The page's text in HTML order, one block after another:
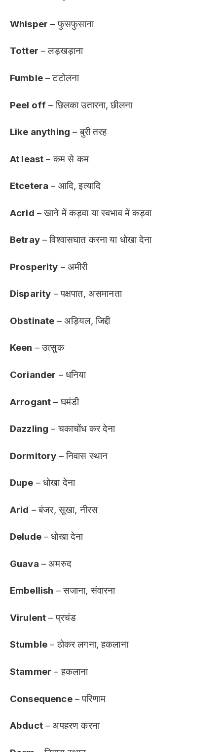
Whisper – फुसफुसाना
Totter – लड़खड़ाना
Fumble– टटोलना
Peel off – छिलका उतारना, छीलना
Like anything – बुरी तरह
At least – कम से कम
Etcetera – आदि, इत्यादि
Acrid – खाने में कड़वा या स्वभाव में कड़वा
Betray– विश्वासघात करना या धोखा देना
Prosperity – अमीरी
Disparity – पक्षपात, असमानता
Obstinate – अड़ियल, जिद्दी
Keen – उत्सुक
Coriander – धनिया
Arrogant – घमंडी
Dazzling – चकाचोंध कर देना
Dormitory – निवास स्थान
Dupe – धोखा देना
Arid – बंजर, सूखा, नीरस
Delude– धोखा देना
Guava – अमरुद
Embellish – सजाना, संवारना
Virulent – प्रचंड
Stumble – ठोकर लगना, हकलाना
Stammer – हकलाना
Consequence– परिणाम
Abduct– अपहरण करना